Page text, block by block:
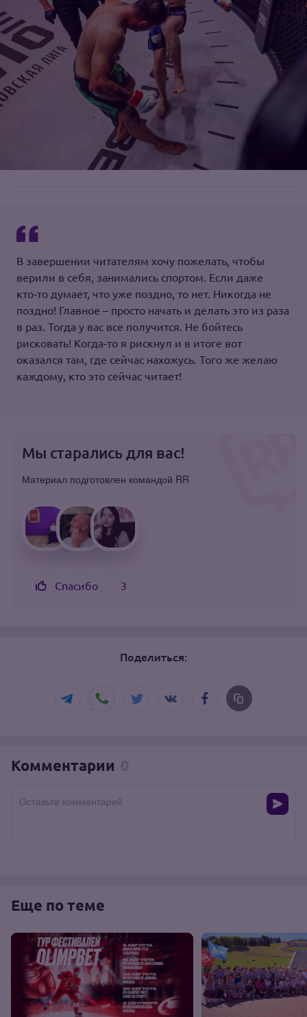
В завершении читателям хочу пожелать, чтобы
верили в себя, занимались спортом. Если даже
кто‑то думает, что уже поздно, то нет. Никогда не
поздно! Главное – просто начать и делать это из раза
в раз. Тогда у вас все получится. Не бойтесь
рисковать! Когда‑то я рискнул и в итоге вот
оказался там, где сейчас нахожусь. Того же желаю
каждому, кто это сейчас читает!
Мы старались для вас!
Материал подготовлен командой RR
Спасибо 3
Поделиться:
Комментарии
Оставьте комментарий
Еще по теме